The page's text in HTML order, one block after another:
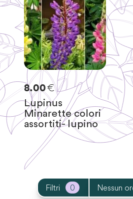
Filtri 0 Nessun
8.00€
Lupinus
Minarette colori
assortiti- lupino